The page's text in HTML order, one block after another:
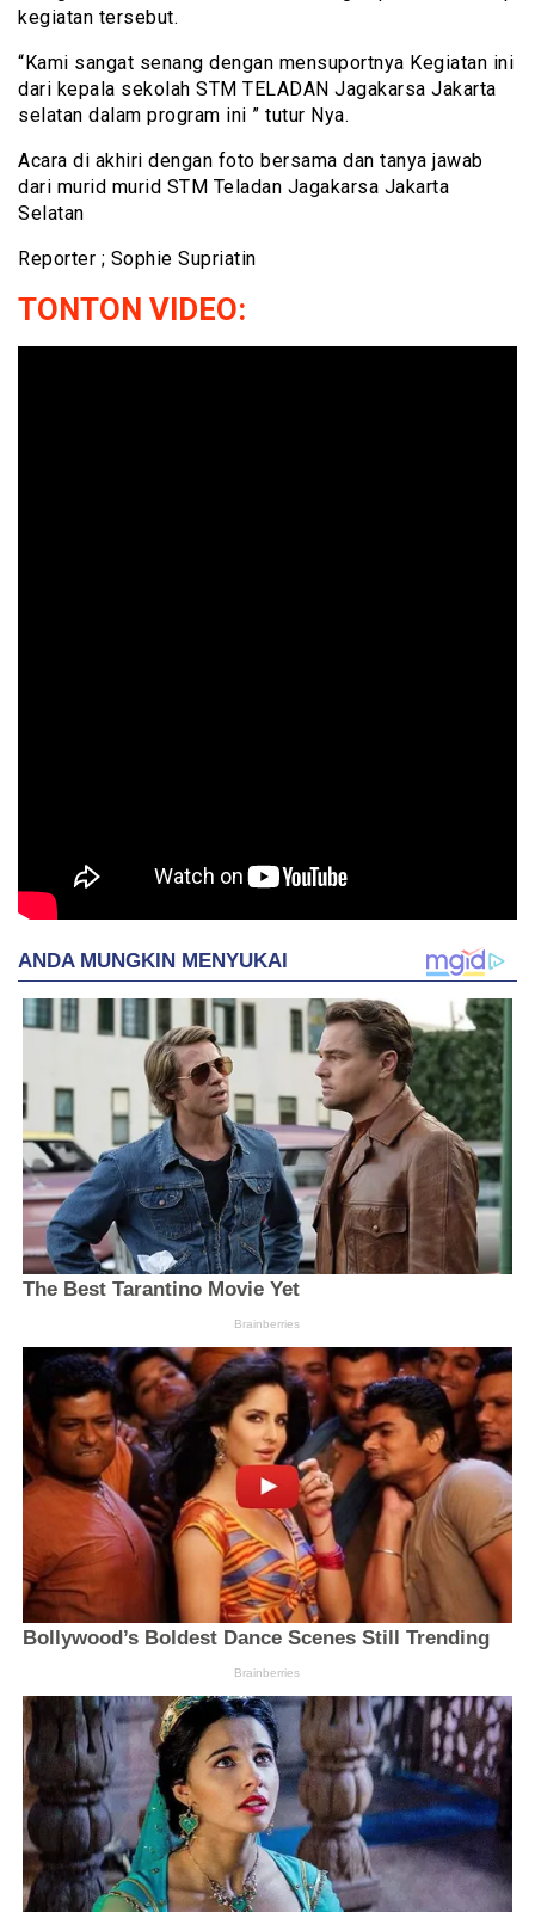
kegiatan tersebut.
“Kami sangat senang dengan mensuportnya Kegiatan ini
dari kepala sekolah STM TELADAN Jagakarsa Jakarta
selatan dalam program ini ” tutur Nya.
Acara di akhiri dengan foto bersama dan tanya jawab
dari murid murid STM Teladan Jagakarsa Jakarta
Selatan
Reporter ; Sophie Supriatin
TONTON VIDEO: